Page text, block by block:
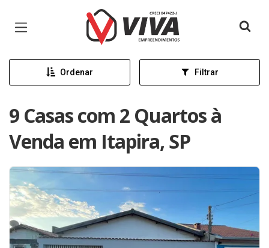
Página inicial
Ordenar Filtrar
9 Casas com 2 Quartos à
Venda em Itapira, SP